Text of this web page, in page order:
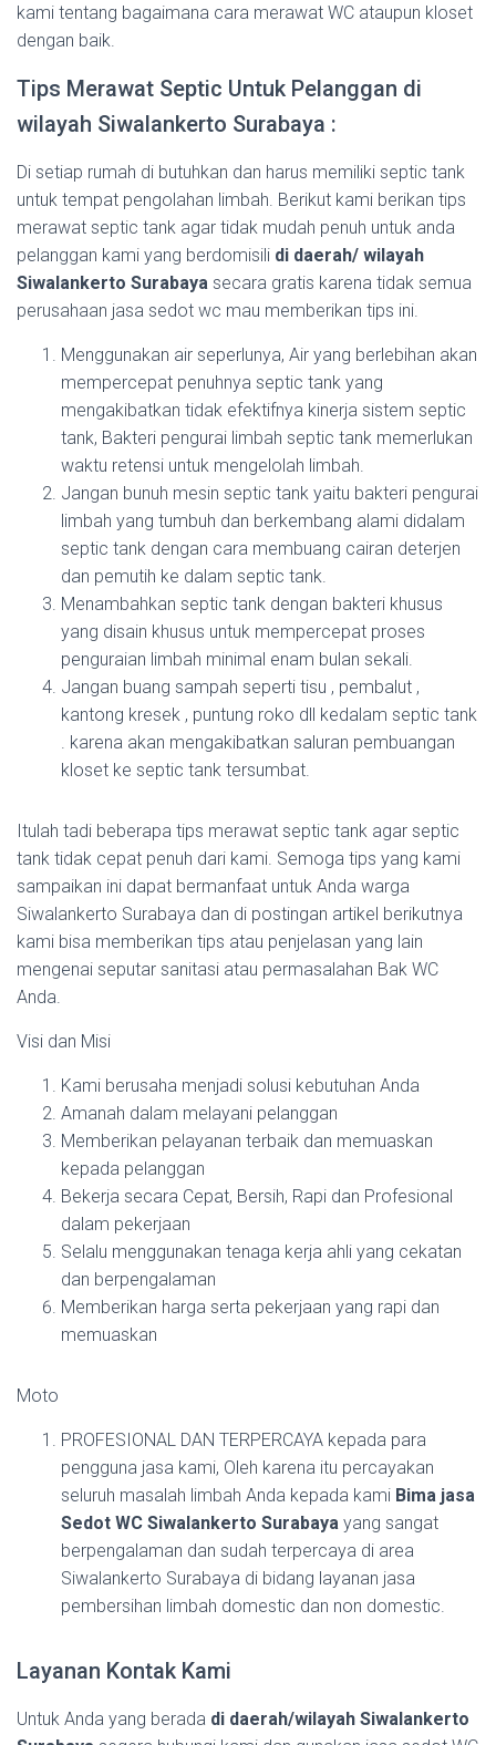
kami tentang bagaimana cara merawat WC ataupun kloset
dengan baik.
Tips Merawat Septic Untuk Pelanggan di
wilayah Siwalankerto Surabaya :
Di setiap rumah di butuhkan dan harus memiliki septic tank
untuk tempat pengolahan limbah. Berikut kami berikan tips
merawat septic tank agar tidak mudah penuh untuk anda
pelanggan kami yang berdomisili di daerah/ wilayah
Siwalankerto Surabaya secara gratis karena tidak semua
perusahaan jasa sedot wc mau memberikan tips ini.
Menggunakan air seperlunya, Air yang berlebihan akan
mempercepat penuhnya septic tank yang
mengakibatkan tidak efektifnya kinerja sistem septic
tank, Bakteri pengurai limbah septic tank memerlukan
waktu retensi untuk mengelolah limbah.
Jangan bunuh mesin septic tank yaitu bakteri pengurai
limbah yang tumbuh dan berkembang alami didalam
septic tank dengan cara membuang cairan deterjen
dan pemutih ke dalam septic tank.
Menambahkan septic tank dengan bakteri khusus
yang disain khusus untuk mempercepat proses
penguraian limbah minimal enam bulan sekali.
Jangan buang sampah seperti tisu , pembalut ,
kantong kresek , puntung roko dll kedalam septic tank
. karena akan mengakibatkan saluran pembuangan
kloset ke septic tank tersumbat.
Itulah tadi beberapa tips merawat septic tank agar septic
tank tidak cepat penuh dari kami. Semoga tips yang kami
sampaikan ini dapat bermanfaat untuk Anda warga
Siwalankerto Surabaya dan di postingan artikel berikutnya
kami bisa memberikan tips atau penjelasan yang lain
mengenai seputar sanitasi atau permasalahan Bak WC
Anda.
Visi dan Misi
Kami berusaha menjadi solusi kebutuhan Anda
Amanah dalam melayani pelanggan
Memberikan pelayanan terbaik dan memuaskan
kepada pelanggan
Bekerja secara Cepat, Bersih, Rapi dan Profesional
dalam pekerjaan
Selalu menggunakan tenaga kerja ahli yang cekatan
dan berpengalaman
Memberikan harga serta pekerjaan yang rapi dan
memuaskan
Moto
PROFESIONAL DAN TERPERCAYA kepada para
pengguna jasa kami, Oleh karena itu percayakan
seluruh masalah limbah Anda kepada kami Bima jasa
Sedot WC Siwalankerto Surabaya yang sangat
berpengalaman dan sudah terpercaya di area
Siwalankerto Surabaya di bidang layanan jasa
pembersihan limbah domestic dan non domestic.
Layanan Kontak Kami
Untuk Anda yang berada di daerah/wilayah Siwalankerto